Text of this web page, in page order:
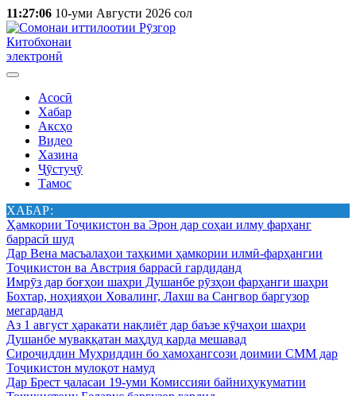
11:27:06 10-уми Августи 2026 сол
Китобхонаи
электронӣ
Асосӣ
Хабар
Аксҳо
Видео
Хазина
Ҷӯстуҷӯ
Тамос
ХАБАР:
Ҳамкории Тоҷикистон ва Эрон дар соҳаи илму фарҳанг
баррасӣ шуд
Дар Вена масъалаҳои таҳкими ҳамкории илмӣ-фарҳангии
Тоҷикистон ва Австрия баррасӣ гардиданд
Имрӯз дар боғҳои шаҳри Душанбе рӯзҳои фарҳанги шаҳри
Бохтар, ноҳияҳои Ховалинг, Лахш ва Сангвор баргузор
мегарданд
Аз 1 август ҳаракати нақлиёт дар баъзе кӯчаҳои шаҳри
Душанбе муваққатан маҳдуд карда мешавад
Сироҷиддин Муҳриддин бо ҳамоҳангсози доимии СММ дар
Тоҷикистон мулоқот намуд
Дар Брест ҷаласаи 19-уми Комиссияи байниҳукуматии